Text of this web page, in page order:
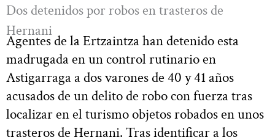
Dos detenidos por robos en trasteros de
Hernani
Agentes de la Ertzaintza han detenido esta
madrugada en un control rutinario en
Astigarraga a dos varones de 40 y 41 años
acusados de un delito de robo con fuerza tras
localizar en el turismo objetos robados en unos
trasteros de Hernani. Tras identificar a los